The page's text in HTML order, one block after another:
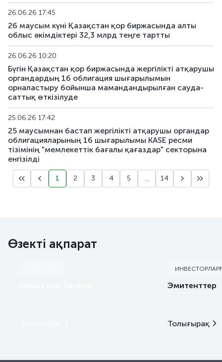
26.06.26 17:45
26 маусым күні Қазақстан қор биржасында алты
облыс әкімдіктері 32,3 млрд теңге тартты
26.06.26 10:20
Бүгін Қазақстан қор биржасында жергілікті атқарушы
органдардың 16 облигация шығарылымын
орналастыру бойынша мамандандырылған сауда-
саттық өткізілуде
25.06.26 17:42
25 маусымнан бастап жергілікті атқарушы органдар
облигацияларының 16 шығарылымы KASE ресми
тізімінің "мемлекеттік бағалы қағаздар" секторына
енгізілді
1 2 3 4 5 ... 14
Өзекті ақпарат
Эмитенттер
Толығырақ